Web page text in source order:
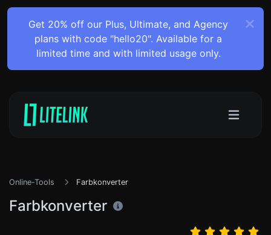
Get 20% off our Plus, Ultimate, and Agency
plans with code "hello20". Available for a
limited time and with limited usage only.
Online-Tools Farbkonverter
Farbkonverter